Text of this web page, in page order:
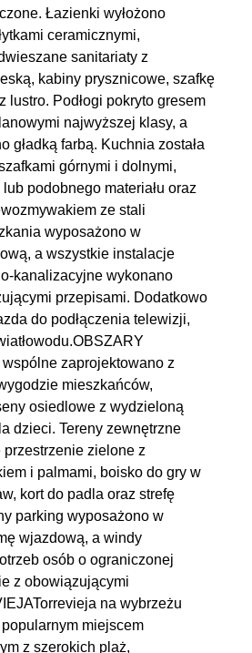
Łazienki wyłożono
ceramicznymi,
sanitariaty z
kabiny prysznicowe, szafkę
lustro. Podłogi pokryto gresem
najwyższej klasy, a
gładką farbą. Kuchnia została
górnymi i dolnymi,
podobnego materiału oraz
ze stali
wyposażono w
a wszystkie instalacje
kanalizacyjne wykonano
przepisami. Dodatkowo
do podłączenia telewizji,
zaprojektowano z
mieszkańców,
osiedlowe z wydzieloną
dzieci. Tereny zewnętrzne
zielone z
i palmami, boisko do gry w
kort do padla oraz strefę
parking wyposażono w
wjazdową, a windy
osób o ograniczonej
z obowiązującymi
na wybrzeżu
miejscem
z szerokich plaż,